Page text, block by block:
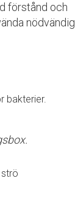
förstånd och
nödvändig
bakterier.